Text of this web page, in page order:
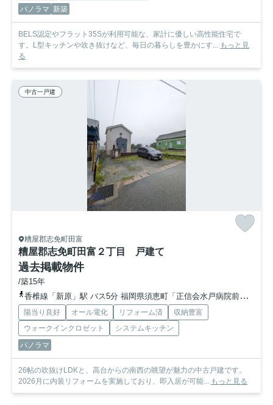
パノラマ 新築
BELS認定やフラット35Sが利用可能な、家計に優しい高性能住宅で
す。L型キッチンや吹き抜けなど、毎日の暮らしを豊かにす... もっと見
る
中古一戸建
糟屋郡志免町田富
糟屋郡志免町田富２丁目 戸建て
過去掲載物件
/築15年
香椎線「新原」駅 バス5分 福岡県須恵町「正信会水戸病院前」 停歩6分
陽当り良好 オール電化 リフォーム済
収納豊富
ウォークインクロゼット
システムキッチン
パノラマ
26帖の吹抜けLDKと、高台からの南西の眺望が魅力の中古戸建です。
2026月に内装リフォームを実施しており、即入居が可能... もっと見る